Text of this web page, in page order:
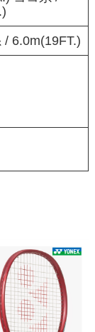
/ 6.0m(19FT.)